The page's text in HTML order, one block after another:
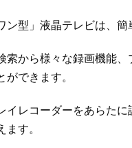
ン型」液晶テレビは、
索から様々な録画機能
できます。
イレコーダーをあらた
す。